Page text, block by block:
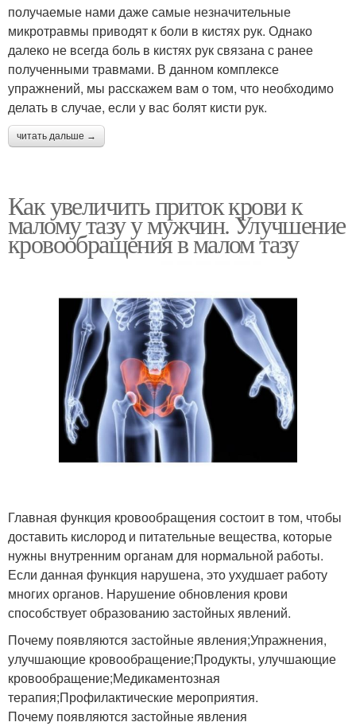
получаемые нами даже самые незначительные
микротравмы приводят к боли в кистях рук. Однако
далеко не всегда боль в кистях рук связана с ранее
полученными травмами. В данном комплексе
упражнений, мы расскажем вам о том, что необходимо
делать в случае, если у вас болят кисти рук.
читать дальше →
Как увеличить приток крови к
малому тазу у мужчин. Улучшение
кровообращения в малом тазу
Главная функция кровообращения состоит в том, чтобы
доставить кислород и питательные вещества, которые
нужны внутренним органам для нормальной работы.
Если данная функция нарушена, это ухудшает работу
многих органов. Нарушение обновления крови
способствует образованию застойных явлений.
Почему появляются застойные явления;Упражнения,
улучшающие кровообращение;Продукты, улучшающие
кровообращение;Медикаментозная
терапия;Профилактические мероприятия.
Почему появляются застойные явления